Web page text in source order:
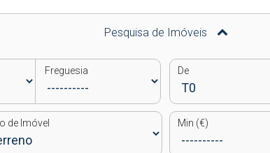
Pesquisa de Imóveis
Freguesia De
de Imóvel Min (€)